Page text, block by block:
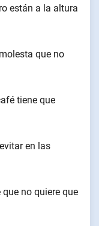
están a la altura
que no
tiene que
en las
no quiere que